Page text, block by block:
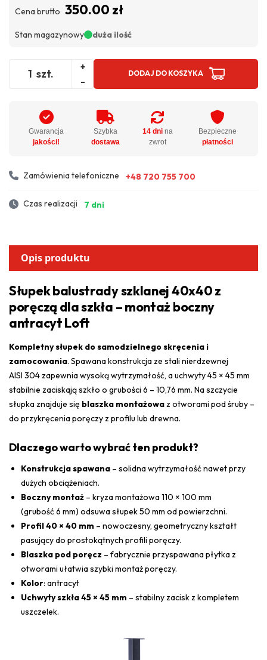
Cena brutto 350.00 zł
Stan magazynowy duża ilość
szt.
+
-
DODAJ DO KOSZYKA
Gwarancja
jakości!
Szybka
dostawa
14 dnina
zwrot
Bezpieczne
płatności
Zamówienia telefoniczne +48 720 755 700
Czas realizacji 7 dni
Opis produktu
Słupek balustrady szklanej 40x40 z
poręczą dla szkła – montaż boczny
antracyt Loft
Kompletny słupek do samodzielnego skręcenia i
zamocowania. Spawana konstrukcja ze stali nierdzewnej
AISI 304 zapewnia wysoką wytrzymałość, a uchwyty 45 × 45 mm
stabilnie zaciskają szkło o grubości 6 – 10,76 mm. Na szczycie
słupka znajduje się blaszka montażowa z otworami pod śruby –
do przykręcenia poręczy z profilu lub drewna.
Dlaczego warto wybrać ten produkt?
Konstrukcja spawana – solidna wytrzymałość nawet przy
dużych obciążeniach.
Boczny montaż – kryza montażowa 110 × 100 mm
(grubość 6 mm) odsuwa słupek 50 mm od powierzchni.
Profil 40 × 40 mm – nowoczesny, geometryczny kształt
pasujący do prostokątnych profili poręczy.
Blaszka pod poręcz – fabrycznie przyspawana płytka z
otworami ułatwia szybki montaż poręczy.
Kolor: antracyt
Uchwyty szkła 45 × 45 mm – stabilny zacisk z kompletem
uszczelek.